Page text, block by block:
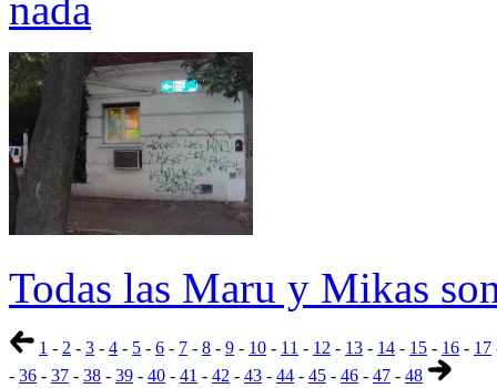
Todas las Maru y Mikas
1 - 2 - 3 - 4 - 5 - 6 - 7 - 8 - 9 - 10 - 11 - 12 - 13 - 14 - 15 - 16 - 17
- 36 - 37 - 38 - 39 - 40 - 41 - 42 - 43 - 44 - 45 - 46 - 47 - 48